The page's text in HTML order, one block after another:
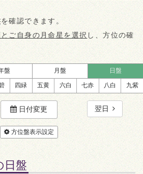
を確認できます。
ご自身の月命星を選択 し、方位の確
盤 月盤 日盤
四緑 五黄 六白 七赤 八白 九紫
日付変更 翌日
方位盤表示設定
日盤